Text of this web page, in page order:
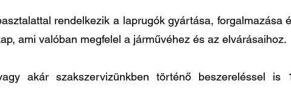
rendelkezik a laprugók gyártása, forgalmazása
ami valóban megfelel a járművéhez és az elvárásaihoz.
akár szakszervizünkben történő beszereléssel